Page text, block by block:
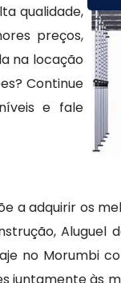
qualidade,
preços,
na locação
Continue
e fale
a adquirir os
Aluguel
no Morumbi